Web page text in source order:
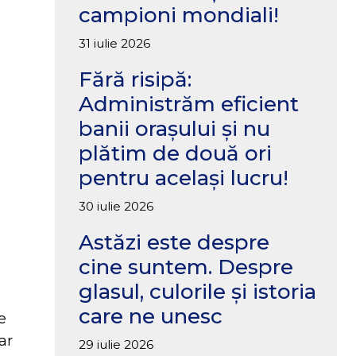
campioni mondiali!
31 iulie 2026
Fără risipă:
Administrăm eficient
banii orașului și nu
plătim de două ori
pentru același lucru!
30 iulie 2026
Astăzi este despre
cine suntem. Despre
glasul, culorile și istoria
care ne unesc
29 iulie 2026